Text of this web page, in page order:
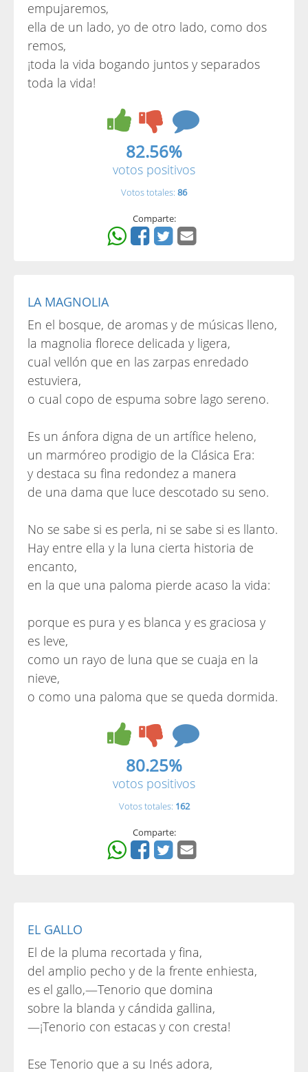
empujaremos,
ella de un lado, yo de otro lado, como dos
remos,
¡toda la vida bogando juntos y separados
toda la vida!
82.56%
votos positivos
Votos totales: 86
Comparte:
LA MAGNOLIA
En el bosque, de aromas y de músicas lleno,
la magnolia florece delicada y ligera,
cual vellón que en las zarpas enredado
estuviera,
o cual copo de espuma sobre lago sereno.
Es un ánfora digna de un artífice heleno,
un marmóreo prodigio de la Clásica Era:
y destaca su fina redondez a manera
de una dama que luce descotado su seno.
No se sabe si es perla, ni se sabe si es llanto.
Hay entre ella y la luna cierta historia de
encanto,
en la que una paloma pierde acaso la vida:
porque es pura y es blanca y es graciosa y
es leve,
como un rayo de luna que se cuaja en la
nieve,
o como una paloma que se queda dormida.
80.25%
votos positivos
Votos totales: 162
Comparte:
EL GALLO
El de la pluma recortada y fina,
del amplio pecho y de la frente enhiesta,
es el gallo,—Tenorio que domina
sobre la blanda y cándida gallina,
—¡Tenorio con estacas y con cresta!
Ese Tenorio que a su Inés adora,